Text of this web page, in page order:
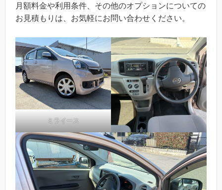
月額料金や利用条件、その他のオプションについての
お見積もりは、お気軽にお問い合わせください。
ミライース